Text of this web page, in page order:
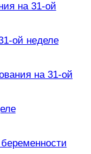
на 31-ой
ой неделе
на 31-ой